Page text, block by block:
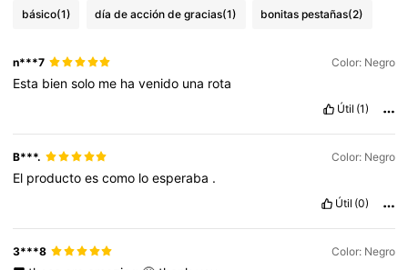
básico(1) día de acción de gracias(1) bonitas pestañas(2)
n***7 Color: Negro
Esta biensolo me havenido una rota
Útil (1)
B***. Color: Negro
El productoescomo loesperaba .
Útil (0)
3***8 Color: Negro